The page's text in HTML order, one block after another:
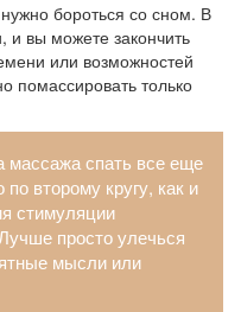
бороться со сном. В
и вы можете закончить
или возможностей
помассировать только
массажа спать все еще
по второму кругу, как и
стимуляции
просто улечься
мысли или